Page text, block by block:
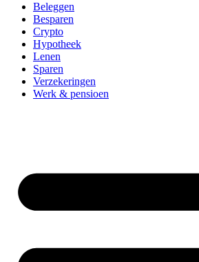
Beleggen
Besparen
Crypto
Hypotheek
Lenen
Sparen
Verzekeringen
Werk & pensioen